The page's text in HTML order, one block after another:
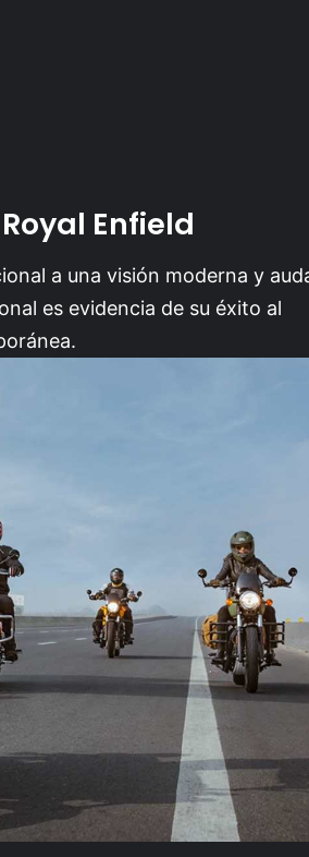
Enfield
a una visión moderna y
es evidencia de su éxito al